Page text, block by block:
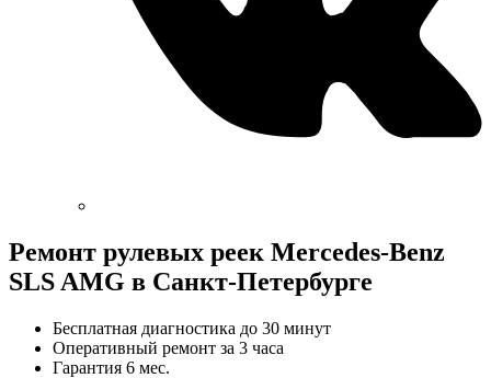
Ремонт рулевых реек Mercedes-Benz
SLS AMG в Санкт-Петербурге
Бесплатная диагностика до 30 минут
Оперативный ремонт за 3 часа
Гарантия 6 мес.